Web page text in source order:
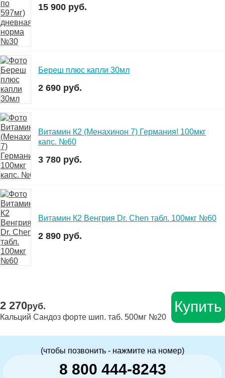
15 900 руб.
Береш плюс капли 30мл
2 690 руб.
Витамин К2 (Менахинон 7) Германия! 100мкг
капс. №60
3 780 руб.
Витамин К2 Венгрия Dr. Chen табл. 100мкг №60
2 890 руб.
2 270руб.
Кальций Сандоз форте шип. таб. 500мг №20
Купить
(чтобы позвонить - нажмите на номер)
8 800 444-8243